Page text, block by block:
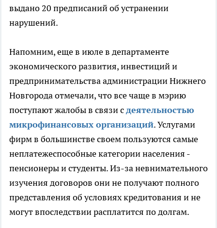
выдано 20 предписаний об устранении
нарушений.
Напомним, еще в июле в департаменте
экономического развития, инвестиций и
предпринимательства администрации Нижнего
Новгорода отмечали, что все чаще в мэрию
поступают жалобы в связи сдеятельностью
микрофинансовых организаций. Услугами
фирм в большинстве своем пользуются самые
неплатежеспособные категории населения -
пенсионеры и студенты. Из-за невнимательного
изучения договоров они не получают полного
представления об условиях кредитования и не
могут впоследствии расплатится по долгам.